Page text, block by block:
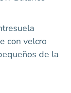
con velcro
de la